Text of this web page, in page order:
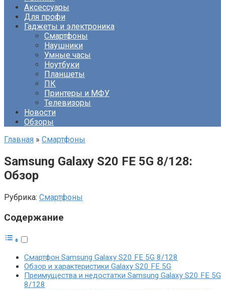
Аксессуары
Для профи
Гаджеты и электроника
Смартфоны
Наушники
Умные часы
Ноутбуки
Планшеты
ПК
Принтеры и МФУ
Телевизоры
Новости
Обзоры
Главная » Смартфоны
Samsung Galaxy S20 FE 5G 8/128:
Обзор
Рубрика: Смартфоны
Содержание
Смартфон Samsung Galaxy S20 FE 5G 8/128
Обзор и характеристики Galaxy S20 FE 5G
Преимущества и недостатки Samsung Galaxy S20 FE 5G
8/128